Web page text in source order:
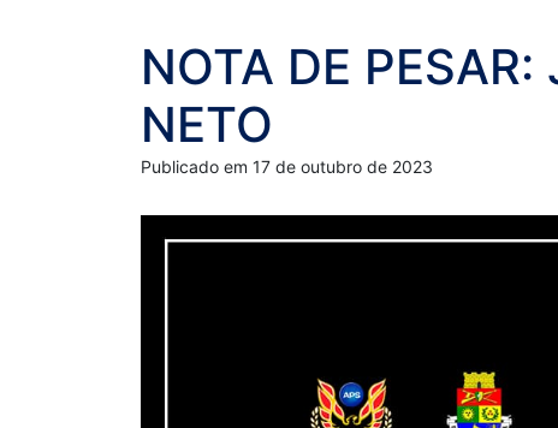
NOTA DE
NETO
Publicado em 17 de outubro de 2023